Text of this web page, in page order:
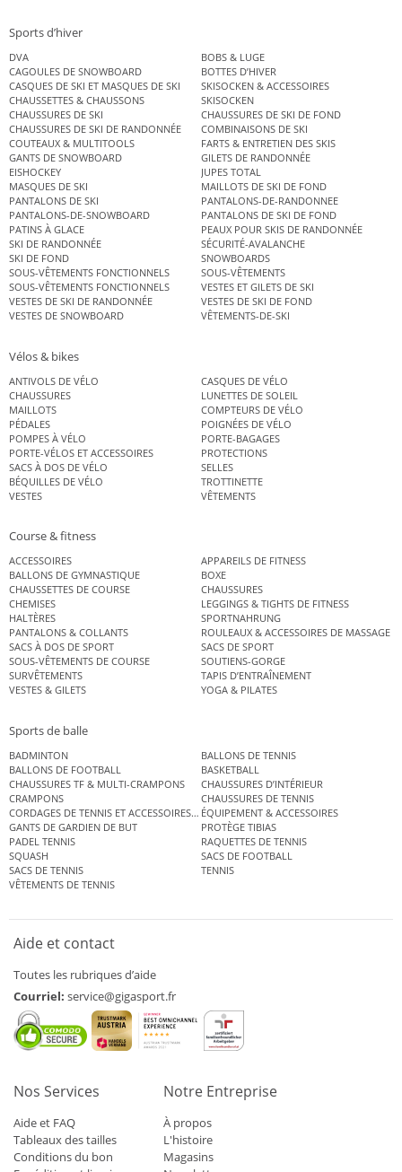
Sports d’hiver
DVA
BOBS & LUGE
CAGOULES DE SNOWBOARD
BOTTES D’HIVER
CASQUES DE SKI ET MASQUES DE SKI
SKISOCKEN & ACCESSOIRES
CHAUSSETTES & CHAUSSONS
SKISOCKEN
CHAUSSURES DE SKI
CHAUSSURES DE SKI DE FOND
CHAUSSURES DE SKI DE RANDONNÉE
COMBINAISONS DE SKI
COUTEAUX & MULTITOOLS
FARTS & ENTRETIEN DES SKIS
GANTS DE SNOWBOARD
GILETS DE RANDONNÉE
EISHOCKEY
JUPES TOTAL
MASQUES DE SKI
MAILLOTS DE SKI DE FOND
PANTALONS DE SKI
PANTALONS-DE-RANDONNEE
PANTALONS-DE-SNOWBOARD
PANTALONS DE SKI DE FOND
PATINS À GLACE
PEAUX POUR SKIS DE RANDONNÉE
SKI DE RANDONNÉE
SÉCURITÉ-AVALANCHE
SKI DE FOND
SNOWBOARDS
SOUS-VÊTEMENTS FONCTIONNELS
SOUS-VÊTEMENTS
SOUS-VÊTEMENTS FONCTIONNELS
VESTES ET GILETS DE SKI
VESTES DE SKI DE RANDONNÉE
VESTES DE SKI DE FOND
VESTES DE SNOWBOARD
VÊTEMENTS-DE-SKI
Vélos & bikes
ANTIVOLS DE VÉLO
CASQUES DE VÉLO
CHAUSSURES
LUNETTES DE SOLEIL
MAILLOTS
COMPTEURS DE VÉLO
PÉDALES
POIGNÉES DE VÉLO
POMPES À VÉLO
PORTE-BAGAGES
PORTE-VÉLOS ET ACCESSOIRES
PROTECTIONS
SACS À DOS DE VÉLO
SELLES
BÉQUILLES DE VÉLO
TROTTINETTE
VESTES
VÊTEMENTS
Course & fitness
ACCESSOIRES
APPAREILS DE FITNESS
BALLONS DE GYMNASTIQUE
BOXE
CHAUSSETTES DE COURSE
CHAUSSURES
CHEMISES
LEGGINGS & TIGHTS DE FITNESS
HALTÈRES
SPORTNAHRUNG
PANTALONS & COLLANTS
ROULEAUX & ACCESSOIRES DE MASSAGE
SACS À DOS DE SPORT
SACS DE SPORT
SOUS-VÊTEMENTS DE COURSE
SOUTIENS-GORGE
SURVÊTEMENTS
TAPIS D’ENTRAÎNEMENT
VESTES & GILETS
YOGA & PILATES
Sports de balle
BADMINTON
BALLONS DE TENNIS
BALLONS DE FOOTBALL
BASKETBALL
CHAUSSURES TF & MULTI-CRAMPONS
CHAUSSURES D’INTÉRIEUR
CRAMPONS
CHAUSSURES DE TENNIS
CORDAGES DE TENNIS ET ACCESSOIRES DE TENNISÉQUIPEMENT & ACCESSOIRES
GANTS DE GARDIEN DE BUT
PROTÈGE TIBIAS
PADEL TENNIS
RAQUETTES DE TENNIS
SQUASH
SACS DE FOOTBALL
SACS DE TENNIS
TENNIS
VÊTEMENTS DE TENNIS
Aide et contact
Toutes les rubriques d’aide
Courriel: service@gigasport.fr
Nos Services
Aide et FAQ
Tableaux des tailles
Conditions du bon
Notre Entreprise
À propos
L'histoire
Magasins